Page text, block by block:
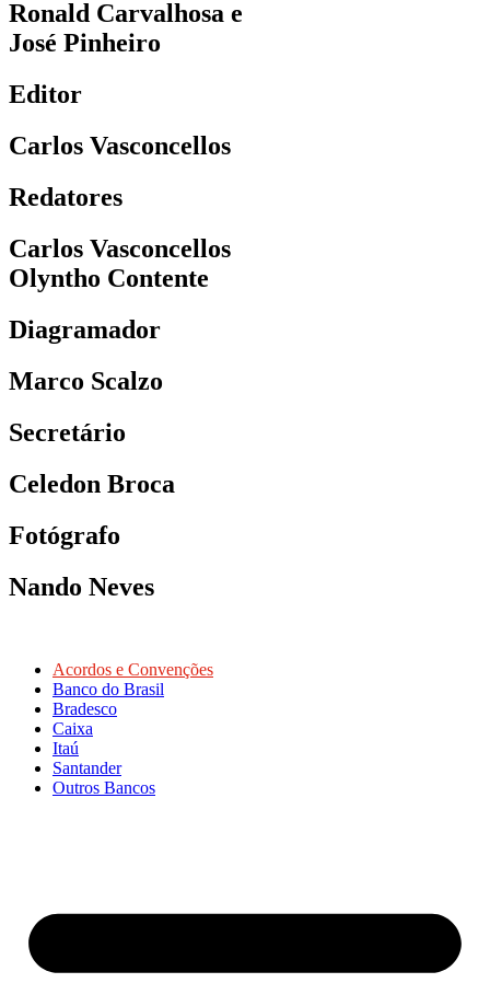
Ronald Carvalhosa e
José Pinheiro
Editor
Carlos Vasconcellos
Redatores
Carlos Vasconcellos
Olyntho Contente
Diagramador
Marco Scalzo
Secretário
Celedon Broca
Fotógrafo
Nando Neves
Acordos e Convenções
Banco do Brasil
Bradesco
Caixa
Itaú
Santander
Outros Bancos